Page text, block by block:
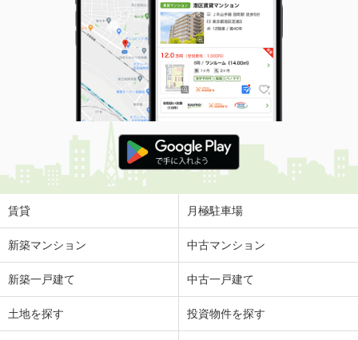
賃貸 月極駐車場
新築マンション 中古マンション
新築一戸建て 中古一戸建て
土地を探す 投資物件を探す